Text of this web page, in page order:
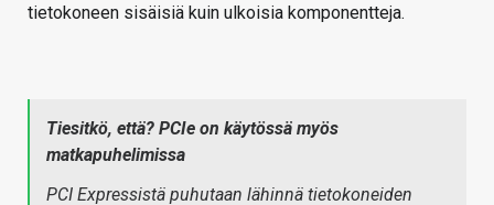
tietokoneen sisäisiä kuin ulkoisia komponentteja.
Tiesitkö, että? PCIe on käytössä myös
matkapuhelimissa
PCI Expressistä puhutaan lähinnä tietokoneiden